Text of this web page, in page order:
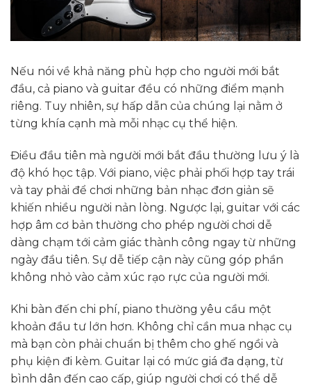
Nếu nói về khả năng phù hợp cho người mới bắt
đầu, cả piano và guitar đều có những điểm mạnh
riêng. Tuy nhiên, sự hấp dẫn của chúng lại nằm ở
từng khía cạnh mà mỗi nhạc cụ thể hiện.
Điều đầu tiên mà người mới bắt đầu thường lưu ý là
độ khó học tập. Với piano, việc phải phối hợp tay trái
và tay phải để chơi những bản nhạc đơn giản sẽ
khiến nhiều người nản lòng. Ngược lại, guitar với các
hợp âm cơ bản thường cho phép người chơi dễ
dàng chạm tới cảm giác thành công ngay từ những
ngày đầu tiên. Sự dễ tiếp cận này cũng góp phần
không nhỏ vào cảm xúc rạo rực của người mới.
Khi bàn đến chi phí, piano thường yêu cầu một
khoản đầu tư lớn hơn. Không chỉ cần mua nhạc cụ
mà bạn còn phải chuẩn bị thêm cho ghế ngồi và
phụ kiện đi kèm. Guitar lại có mức giá đa dạng, từ
bình dân đến cao cấp, giúp người chơi có thể dễ